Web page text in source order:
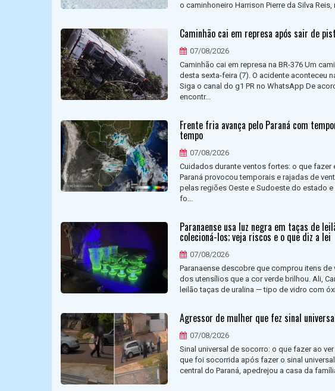
o caminhoneiro Harrison Pierre da Silva
Caminhão cai em represa após sair de
07/08/2026
Caminhão cai em represa na BR-376 Um
desta sexta-feira (7). O acidente aconteceu
Siga o canal do g1 PR no WhatsApp De
encontr...
Frente fria avança pelo Paraná com
tempo
07/08/2026
Cuidados durante ventos fortes: o que fazer
Paraná provocou temporais e rajadas de
pelas regiões Oeste e Sudoeste do estado
fo...
Paranaense usa luz negra em taças de
colecioná-los; veja riscos e o que diz a lei
07/08/2026
Paranaense descobre que comprou itens
dos utensílios que a cor verde brilhou. Ali,
leilão taças de uralina — tipo de vidro com
Agressor de mulher que fez sinal
07/08/2026
Sinal universal de socorro: o que fazer ao
que foi socorrida após fazer o sinal
central do Paraná, apedrejou a casa da